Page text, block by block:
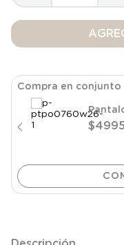
Compra en conjunto
$4995